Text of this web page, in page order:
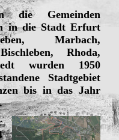
die Gemeinden
in die Stadt Erfurt
Marbach,
Rhoda,
wurden 1950
Stadtgebiet
bis in das Jahr